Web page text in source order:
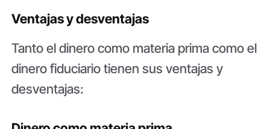
Ventajas y desventajas
Tanto el dinero como materia prima como el
dinero fiduciario tienen sus ventajas y
desventajas: